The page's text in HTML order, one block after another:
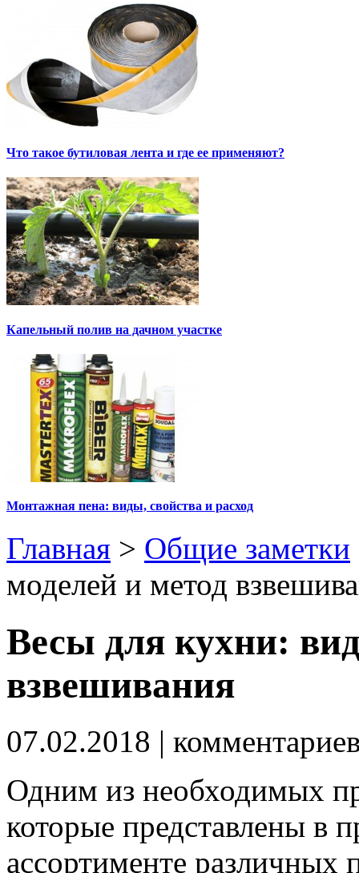
Что такое бутиловая лента и где ее применяют?
Капельный полив на дачном участке
Монтажная пена: виды, свойства и расход
Главная > Общие заметки
моделей и метод
Весы для кухни:
взвешивания
07.02.2018 |
Одним из необходимых
которые представлены в
ассортименте различных